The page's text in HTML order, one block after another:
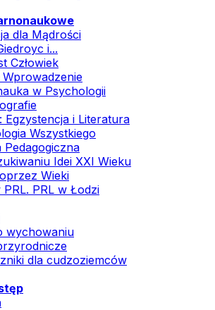
dla Mądrości
i...
Człowiek
w Psychologii
Egzystencja i Literatura
Wszystkiego
Pedagogiczna
Idei XXI Wieku
Wieki
PRL w Łodzi
wychowaniu
dla cudzoziemców